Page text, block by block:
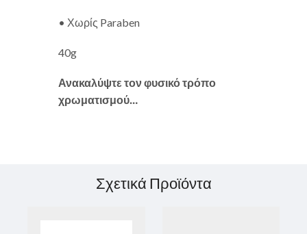
• Χωρίς Paraben
40g
Ανακαλύψτε τον φυσικό τρόπο
χρωματισμού…
Σχετικά Προϊόντα